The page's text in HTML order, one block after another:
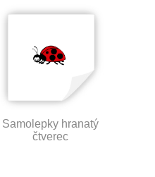
Samolepky hranatý
čtverec